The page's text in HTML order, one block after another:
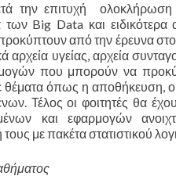
την επιτυχή
των Big Data και
από την έρευνα
αρχεία υγείας, αρχεία
που μπορούν να
όπως η αποθήκευση, ο
Τέλος οι φοιτητές θα
και εφαρμογών
με πακέτα στατιστικού